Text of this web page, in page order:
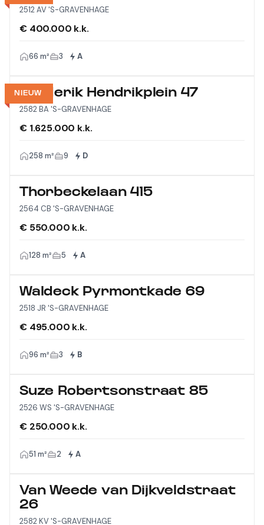
2512 AV 'S-GRAVENHAGE
€ 400.000 k.k.
66 m² 3 A
NIEUW
Frederik Hendrikplein 47
2582 BA 'S-GRAVENHAGE
€ 1.625.000 k.k.
258 m² 9 D
Thorbeckelaan 415
2564 CB 'S-GRAVENHAGE
€ 550.000 k.k.
128 m² 5 A
Waldeck Pyrmontkade 69
2518 JR 'S-GRAVENHAGE
€ 495.000 k.k.
96 m² 3 B
Suze Robertsonstraat 85
2526 WS 'S-GRAVENHAGE
€ 250.000 k.k.
51 m² 2 A
Van Weede van Dijkveldstraat
26
2582 KV 'S-GRAVENHAGE